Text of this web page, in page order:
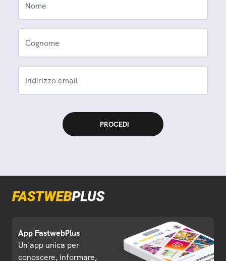
Nome
Cognome
Indirizzo email
App FastwebPlus
Un'app unica per
conoscere, informare,